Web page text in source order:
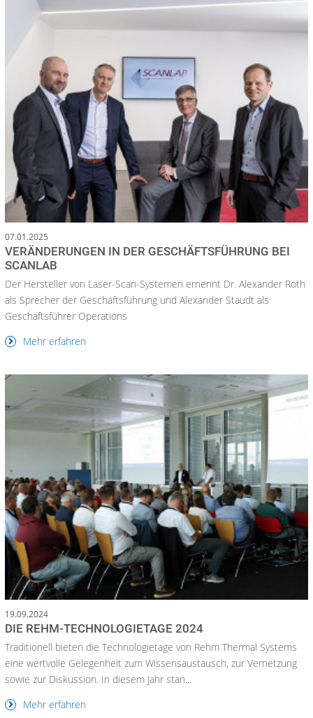
07.01.2025
VERÄNDERUNGEN IN DER GESCHÄFTSFÜHRUNG BEI
SCANLAB
Der Hersteller von Laser-Scan-Systemen ernennt Dr. Alexander Roth
als Sprecher der Geschäftsführung und Alexander Staudt als
Geschäftsführer Operations
Mehr erfahren
19.09.2024
DIE REHM-TECHNOLOGIETAGE 2024
Traditionell bieten die Technologietage von Rehm Thermal Systems
eine wertvolle Gelegenheit zum Wissensaustausch, zur Vernetzung
sowie zur Diskussion. In diesem Jahr stan...
Mehr erfahren